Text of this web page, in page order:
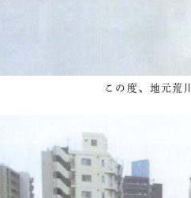
この度、地元荒